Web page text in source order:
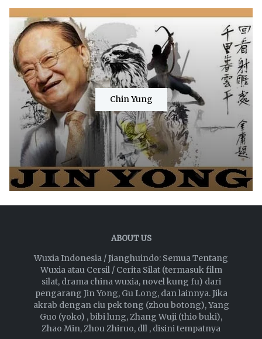
Chin Yung
ABOUT US
Wuxia Indonesia / Jianghuindo: Semua Tentang
Wuxia atau Cersil / Cerita Silat (termasuk film
silat, drama china wuxia, novel kung fu) dari
pengarang Jin Yong, Gu Long, dan lainnya. Jika
akrab dengan ciu pek tong (zhou botong), Yang
Guo (yoko) , bibi lung, Zhang Wuji (thio buki),
Zhao Min, Zhou Zhiruo, dll , disini tempatnya